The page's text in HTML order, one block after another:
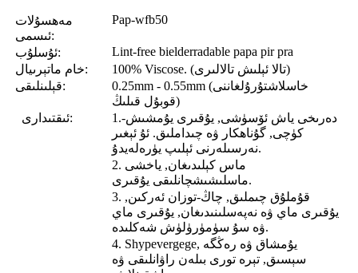
مەھسۇلات
ئىسمى:
Pap-wfb50
ئۇسلۇب:
Lint-free bielderradable papa pir pra
خام ماتېرىيال:
100% Viscose. (تالا ئېلىش تالالىرى)
قېلىنلىقى:
0.25mm - 0.55mm (خاسلاشتۇرۇلغاننى
قوبۇل قىلىڭ)
ئىقتىدارى:
1.-دەرىخى ياش ئۆسۈشى, يۇقىرى يۇمشىش
كۈچى, گۇناھكار ۋە چىداملىق. ئۇ ئېغىر
نەرسىلەرنى ئېلىپ يۈرەلەيدۇ.
2. ماس كېلىدىغان, ياخشى
ماسلىشىشچانلىقى يۇقىرى.
3. قۇملۇق چىملىق, چاڭ-توزان ئەركىن,
يۇقىرى ماي ۋە نەپەسلىنىدىغان, يۇقىرى ماي
ۋە سۇ سۈمۈرۈلۈش شەكلىدە.
4. Shypevergege, يۇمشاق ۋە رەڭگە
سېسىق, تېرە تورى بىلەن راۋانلىقى ۋە